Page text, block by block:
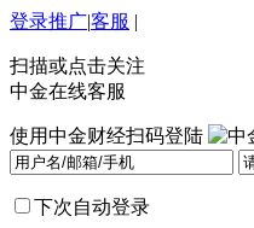
登录推广|客服 |
扫描或点击关注
中金在线客服
使用中金财经扫码登陆
下次自动登录